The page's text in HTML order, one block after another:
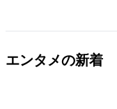
エンタメの新着